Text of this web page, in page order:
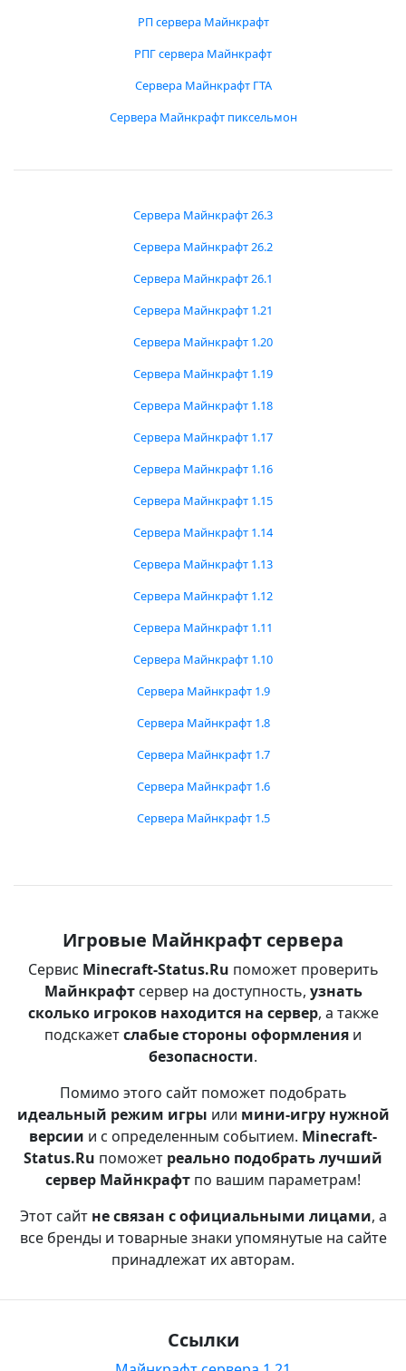
РП сервера Майнкрафт
РПГ сервера Майнкрафт
Сервера Майнкрафт ГТА
Сервера Майнкрафт пиксельмон
Сервера Майнкрафт 26.3
Сервера Майнкрафт 26.2
Сервера Майнкрафт 26.1
Сервера Майнкрафт 1.21
Сервера Майнкрафт 1.20
Сервера Майнкрафт 1.19
Сервера Майнкрафт 1.18
Сервера Майнкрафт 1.17
Сервера Майнкрафт 1.16
Сервера Майнкрафт 1.15
Сервера Майнкрафт 1.14
Сервера Майнкрафт 1.13
Сервера Майнкрафт 1.12
Сервера Майнкрафт 1.11
Сервера Майнкрафт 1.10
Сервера Майнкрафт 1.9
Сервера Майнкрафт 1.8
Сервера Майнкрафт 1.7
Сервера Майнкрафт 1.6
Сервера Майнкрафт 1.5
Игровые Майнкрафт сервера
Сервис Minecraft-Status.Ru поможет проверить
Майнкрафтсервер на доступность, узнать
сколько игроков находится на сервер, а также
подскажетслабые стороны оформления и
безопасности.
Помимо этого сайт поможет подобрать
идеальный режим игры или мини-игру нужной
версии и с определенным событием. Minecraft-
Status.Ru поможет реально подобрать лучший
сервер Майнкрафт по вашим параметрам!
Этот сайт не связан с официальными лицами, а
все бренды и товарные знаки упомянутые на сайте
принадлежат их авторам.
Ссылки